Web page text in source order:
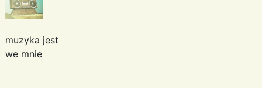
muzyka jest
we mnie